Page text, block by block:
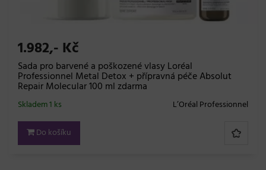
1.982,- Kč
Sada pro barvené a poškozené vlasy Loréal
Professionnel Metal Detox + přípravná péče Absolut
Repair Molecular 100 ml zdarma
L’Oréal Professionnel
Skladem 1 ks
Do košíku